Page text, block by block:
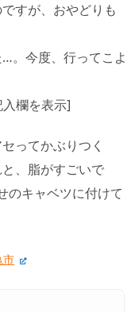
すが、おやどりも
。今度、行ってこよ
欄を表示]
ってかぶりつく
、脂がすごいで
のキャベツに付けて